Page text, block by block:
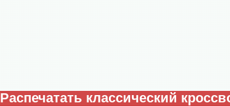
Распечатать классический